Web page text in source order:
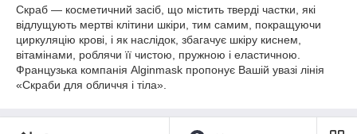
Скраб — косметичний засіб, що містить тверді частки, які
відлущують мертві клітини шкіри, тим самим, покращуючи
циркуляцію крові, і як наслідок, збагачує шкіру киснем,
вітамінами, роблячи її чистою, пружною і еластичною.
Французька компанія Alginmask пропонує Вашій увазі лінія
«Скраби для обличчя і тіла».